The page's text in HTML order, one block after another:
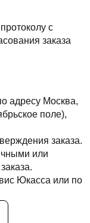
с
заказа
адресу Москва,
поле),
заказа.
или
Юкасса или по